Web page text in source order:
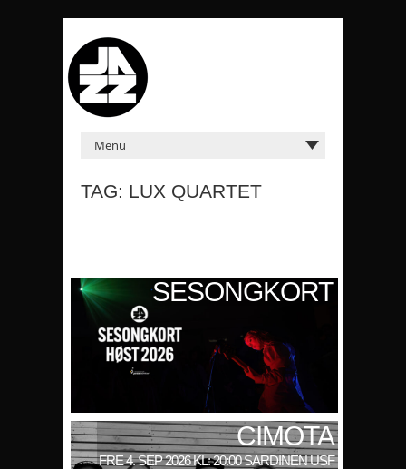
TAG: LUX QUARTET
SESONGKORT
CIMOTA
FRE 4. SEP 2026 KL: 20:00 SARDINEN USF